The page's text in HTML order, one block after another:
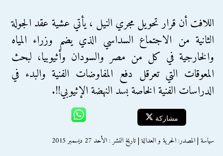
اللافت أن قرار تحويل مجري النيل ، يأتي عشية عقد الجولة
الثانية من الاجتماع السداسي الذي يضم وزراء المياه
والخارجية في كل من مصر والسودان وأثيوبيا، لبحث
المعوقات التي تعرقل دفع المفاوضات الفنية والبدء في
الدراسات الفنية الخاصة بسد النهضة الإثيوبي!!.
مشاركة
سياسة | المصدر: الحرية و العدالة | تاريخ النشر : الأحد 27 ديسمبر 2015